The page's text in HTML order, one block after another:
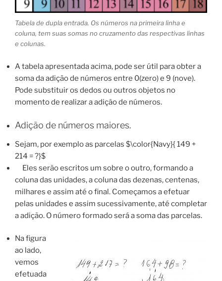
Tabela de dupla entrada. Os números na primeira linha e
coluna, tem suas somas no cruzamento das respectivas linhas
e colunas.
A tabela apresentada acima, pode ser útil para obter a
soma da adição de números entre 0(zero) e 9 (nove).
Pode substituir os dedos ou outros objetos no
momento de realizar a adição de números.
Adição de números maiores.
Sejam, por exemplo as parcelas $\color{Navy}{ 149 +
214 = ?}$
Eles serão escritos um sobre o outro, formando a
coluna das unidades, a coluna das dezenas, centenas,
milhares e assim até o final. Começamos a efetuar
pelas unidades e assim sucessivamente, até completar
a adição. O número formado será a soma das parcelas.
Na figura
ao lado,
vemos
efetuada